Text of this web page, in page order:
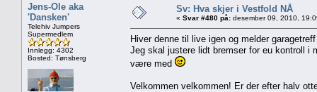
Jens-Ole aka
'Dansken'
Telehiv Jumpers
Supermedlem
Innlegg: 4302
Bosted: Tønsberg
Sv: Hva skjer i Vestfold NÅ
« Svar #480 på: desember 09, 2010,
Hiver denne til live igen og melder
Jeg skal justere lidt bremser for eu kontroll i
være med
Velkommen velkommen! Er der efter halv